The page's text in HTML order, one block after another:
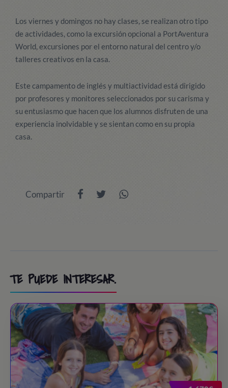
Los viernes y domingos no hay clases, se realizan otro tipo
de actividades, como la excursión opcional a PortAventura
World, excursiones por el entorno natural del centro y/o
talleres creativos en la casa.
Este campamento de inglés y multiactividad está dirigido
por profesores y monitores seleccionados por su carisma y
su entusiasmo que hacen que los alumnos disfruten de una
experiencia inolvidable y se sientan como en su propia
casa.
Compartir
TE PUEDE INTERESAR.